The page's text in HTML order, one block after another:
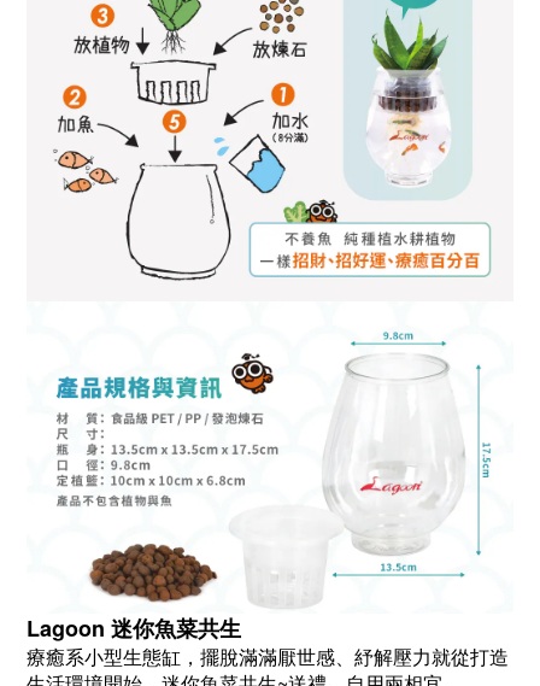
Lagoon 迷你魚菜共生
療癒系小型生態缸，擺脫滿滿厭世感、紓解壓力就從打造